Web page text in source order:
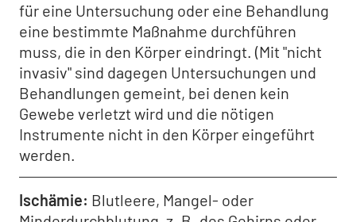
für eine Untersuchung oder eine Behandlung
eine bestimmte Maßnahme durchführen
muss, die in den Körper eindringt. (Mit "nicht
invasiv" sind dagegen Untersuchungen und
Behandlungen gemeint, bei denen kein
Gewebe verletzt wird und die nötigen
Instrumente nicht in den Körper eingeführt
werden.
Ischämie Blutleere, Mangel- oder